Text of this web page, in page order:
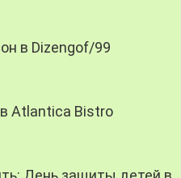
в Dizengof/99
Atlantica Bistro